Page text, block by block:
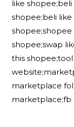
like
shopee;beli
shopee;shopee
shopee;swap
this
marketplace